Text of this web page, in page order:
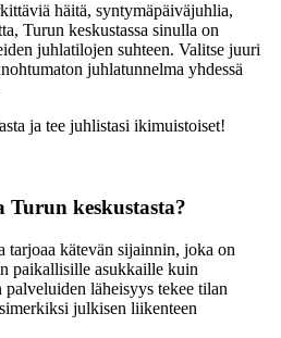
häitä, syntymäpäiväjuhlia,
Turun keskustassa sinulla on
juhlatilojen suhteen. Valitse juuri
juhlatunnelma yhdessä
ja tee juhlistasi ikimuistoiset!
keskustasta?
tarjoaa kätevän sijainnin, joka on
paikallisille asukkaille kuin
läheisyys tekee tilan
julkisen liikenteen